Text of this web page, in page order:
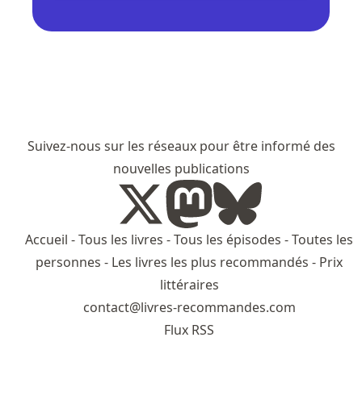
Suivez-nous sur les réseaux pour être informé des
nouvelles publications
Accueil -Tous les livres -Tous les épisodes -Toutes les
personnes - Les livres les plus recommandés - Prix
littéraires
contact@livres-recommandes.com
Flux RSS